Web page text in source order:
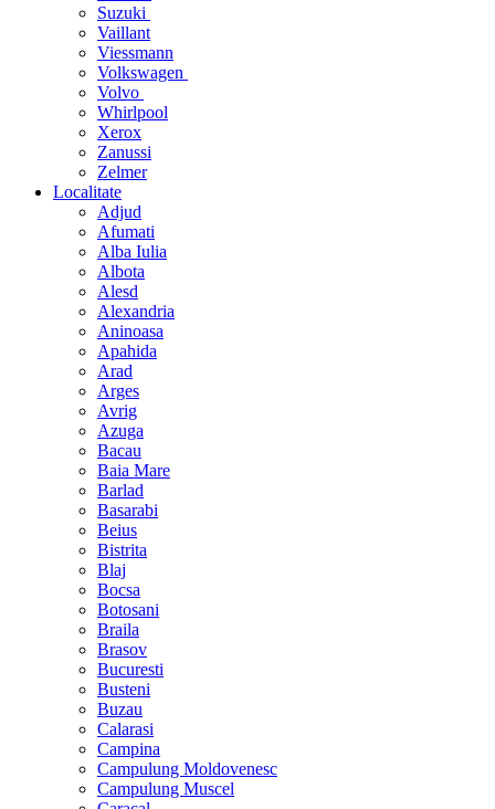
Suzuki
Vaillant
Viessmann
Volkswagen
Volvo
Whirlpool
Xerox
Zanussi
Zelmer
Localitate
Adjud
Afumati
Alba Iulia
Albota
Alesd
Alexandria
Aninoasa
Apahida
Arad
Arges
Avrig
Azuga
Bacau
Baia Mare
Barlad
Basarabi
Beius
Bistrita
Blaj
Bocsa
Botosani
Braila
Brasov
Bucuresti
Busteni
Buzau
Calarasi
Campina
Campulung Moldovenesc
Campulung Muscel